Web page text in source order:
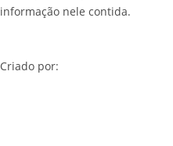
informação nele contida.
Criado por: